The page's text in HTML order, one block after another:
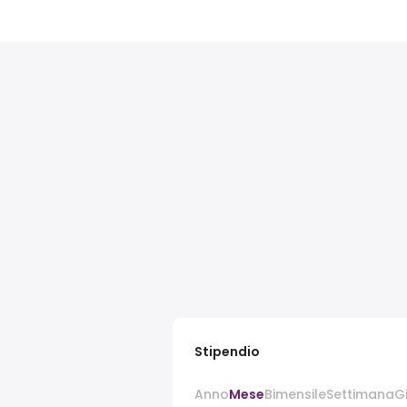
Stipendio
AnnoMeseBimensileSettimana